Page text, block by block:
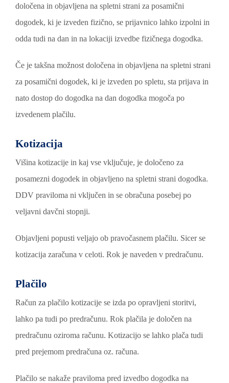
določena in objavljena na spletni strani za posamični
dogodek, ki je izveden fizično, se prijavnico lahko izpolni in
odda tudi na dan in na lokaciji izvedbe fizičnega dogodka.
Če je takšna možnost določena in objavljena na spletni strani
za posamični dogodek, ki je izveden po spletu, sta prijava in
nato dostop do dogodka na dan dogodka mogoča po
izvedenem plačilu.
Kotizacija
Višina kotizacije in kaj vse vključuje, je določeno za
posamezni dogodek in objavljeno na spletni strani dogodka.
DDV praviloma ni vključen in se obračuna posebej po
veljavni davčni stopnji.
Objavljeni popusti veljajo ob pravočasnem plačilu. Sicer se
kotizacija zaračuna v celoti. Rok je naveden v predračunu.
Plačilo
Račun za plačilo kotizacije se izda po opravljeni storitvi,
lahko pa tudi po predračunu. Rok plačila je določen na
predračunu oziroma računu. Kotizacijo se lahko plača tudi
pred prejemom predračuna oz. računa.
Plačilo se nakaže praviloma pred izvedbo dogodka na